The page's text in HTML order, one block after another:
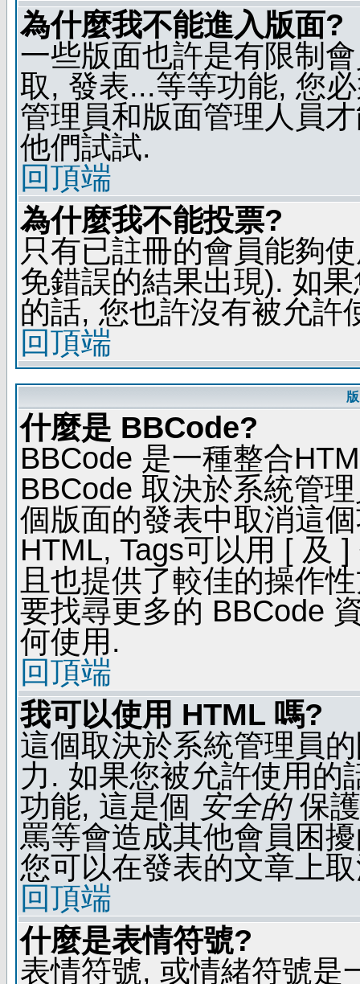
為什麼我不能進入版面?
一些版面也許是有限制
取, 發表...等等功能, 您
管理員和版面管理人員
他們試試.
回頂端
為什麼我不能投票?
只有已註冊的會員能夠
免錯誤的結果出現). 如
的話, 您也許沒有被允許
回頂端
什麼是 BBCode?
BBCode 是一種整合
BBCode 取決於系統管
個版面的發表中取消這
HTML, Tags可以用 [ 及
且也提供了較佳的操作
要找尋更多的 BBCode
何使用.
回頂端
我可以使用 HTML 嗎?
這個取決於系統管理員
力. 如果您被允許使用的
功能, 這是個 安全的保
罵等會造成其他會員困
您可以在發表的文章上
回頂端
什麼是表情符號?
表情符號, 或情緒符號是